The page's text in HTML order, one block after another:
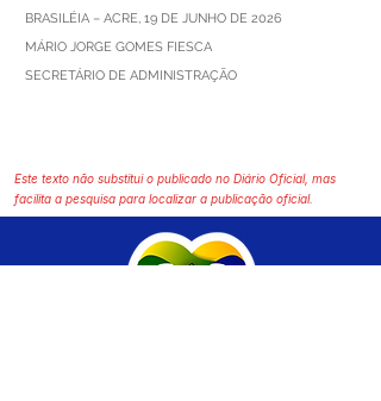
BRASILÉIA – ACRE, 19 DE JUNHO DE 2026
MÁRIO JORGE GOMES FIESCA
SECRETÁRIO DE ADMINISTRAÇÃO
Este texto não substitui o publicado no Diário Oficial, mas
facilita a pesquisa para localizar a publicação oficial.